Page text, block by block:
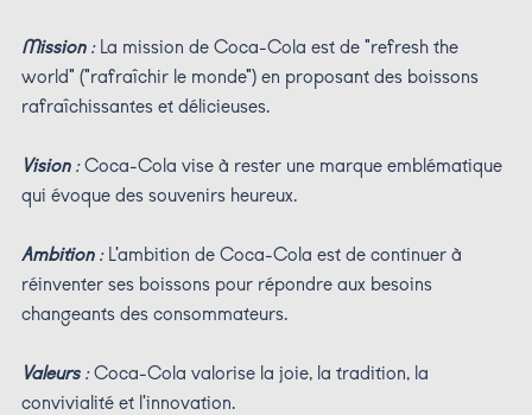
Mission :La mission de Coca-Cola est de "refresh the
world" ("rafraîchir le monde") en proposant des boissons
rafraîchissantes et délicieuses.
Vision:Coca-Cola vise à rester une marque emblématique
qui évoque des souvenirs heureux.
Ambition:L'ambition de Coca-Cola est de continuer à
réinventer ses boissons pour répondre aux besoins
changeants des consommateurs.
Valeurs:Coca-Cola valorise la joie, la tradition, la
convivialité et l'innovation.